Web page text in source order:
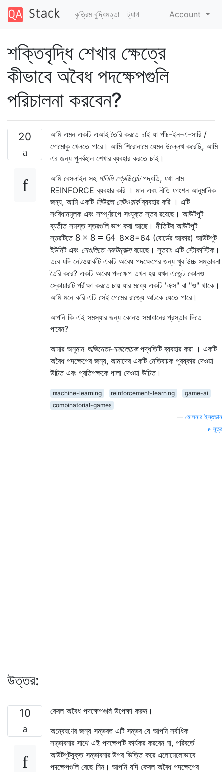
কৃত্রিম বুদ্ধিমত্তা ট্যাগ Account
শক্তিবৃদ্ধি শেখার ক্ষেত্রে
কীভাবে অবৈধ পদক্ষেপগুলি
পরিচালনা করবেন?
20
আমি এমন একটি এআই তৈরি করতে চাই যা পাঁচ-ইন-এ-সারি /
গোমোকু খেলতে পারে। আমি শিরোনামে যেমন উল্লেখ করেছি, আমি
এর জন্য পুনর্বহাল শেখার ব্যবহার করতে চাই।
আমি বেসলাইন সহ পলিসি গ্রেডিয়েন্টপদ্ধতি, যথা নাম
REINFORCE ব্যবহার করি । মান এবং নীতি ফাংশন আনুমানিক
জন্য, আমি একটি নিউরাল নেটওয়ার্কব্যবহার করি । এটি
সংবিধানমূলক এবং সম্পূর্ণরূপে সংযুক্ত স্তর রয়েছে। আউটপুট
ব্যতীত সমস্ত স্তরগুলি ভাগ করা আছে। নীতিটির আউটপুট
স্তরটিতে 8 × 8 = 64 8×8=64 (বোর্ডের আকার) আউটপুট
ইউনিট এবং সেগুলিতে সফটম্যাক্সরয়েছে। সুতরাং এটি স্টোকাস্টিক।
তবে যদি নেটওয়ার্কটি একটি অবৈধ পদক্ষেপের জন্য খুব উচ্চ সম্ভাবনা
তৈরি করে? একটি অবৈধ পদক্ষেপ তখন হয় যখন এজেন্ট কোনও
স্কোয়ারটি পরীক্ষা করতে চায় যার মধ্যে একটি "এক্স" বা "ও" থাকে।
আমি মনে করি এটি সেই গেমের রাজ্যে আটকে যেতে পারে।
আপনি কি এই সমস্যার জন্য কোনও সমাধানের প্রস্তাব দিতে
পারেন?
আমার অনুমান অভিনেতা-সমালোচকপদ্ধতিটি ব্যবহার করা । একটি
অবৈধ পদক্ষেপের জন্য, আমাদের একটি নেতিবাচক পুরষ্কার দেওয়া
উচিত এবং প্রতিপক্ষকে পালা দেওয়া উচিত।
machine-learning reinforcement-learning
game-ai
combinatorial-games
মোলনার ইস্তভান
সূত্র
উত্তর:
10
কেবল অবৈধ পদক্ষেপগুলি উপেক্ষা করুন।
অন্বেষণের জন্য সম্ভবত এটি সম্ভব যে আপনি সর্বাধিক
সম্ভাবনার সাথে এই পদক্ষেপটি কার্যকর করবেন না, পরিবর্তে
আউটপুটযুক্ত সম্ভাবনার উপর ভিত্তি করে এলোমেলোভাবে
পদক্ষেপগুলি বেছে নিন। আপনি যদি কেবল অবৈধ পদক্ষেপের